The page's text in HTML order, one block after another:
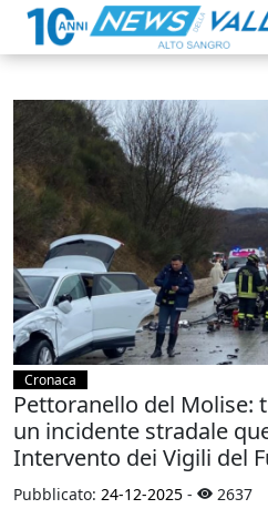
Cronaca
Pettoranello del Molise:
un incidente stradale
Intervento dei Vigili del
Pubblicato: 24-12-2025 - 2637